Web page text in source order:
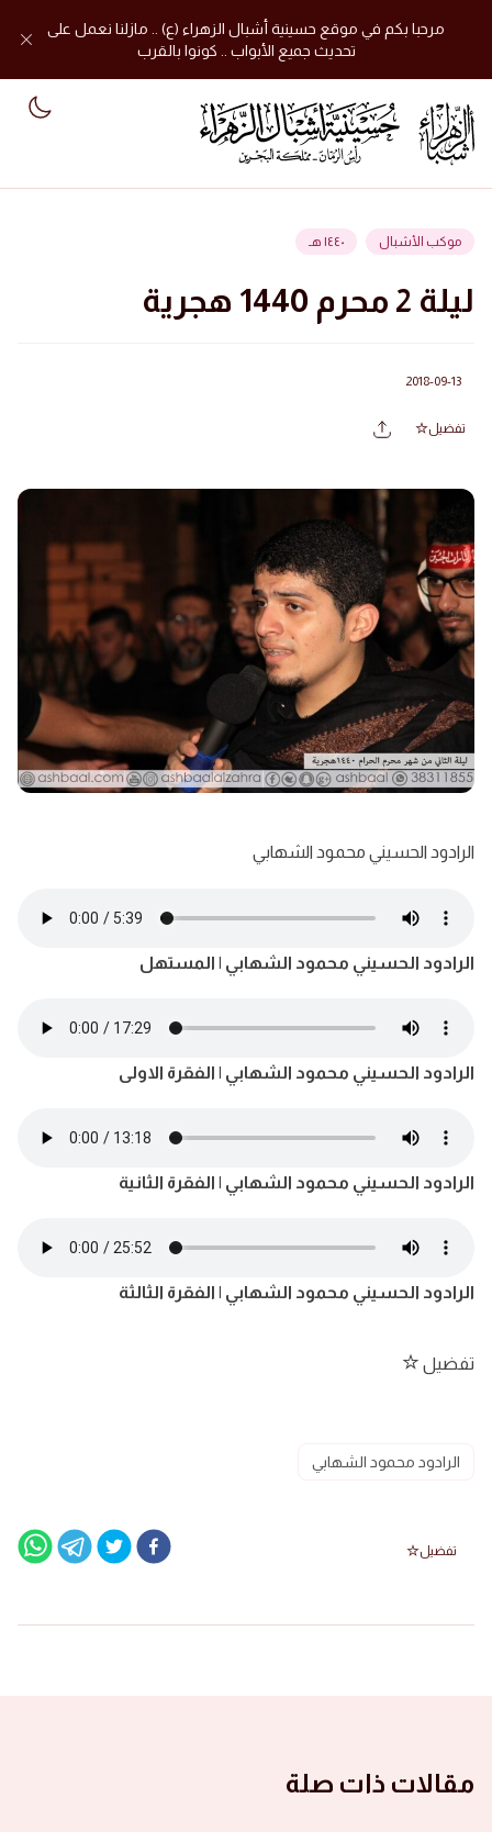
مرحبا بكم في موقع حسينية أشبال الزهراء (ع) .. مازلنا نعمل على
تحديث جميع الأبواب .. كونوا بالقرب
موكب الأشبال ١٤٤٠ هـ
ليلة 2 محرم 1440 هجرية
2018-09-13
تفضيل
الرادود الحسيني محمود الشهابي
الرادود الحسيني محمود الشهابي | المستهل
الرادود الحسيني محمود الشهابي | الفقرة الاولى
الرادود الحسيني محمود الشهابي | الفقرة الثانية
الرادود الحسيني محمود الشهابي | الفقرة الثالثة
تفضيل
الرادود محمود الشهابي
تفضيل
مقالات ذات صلة